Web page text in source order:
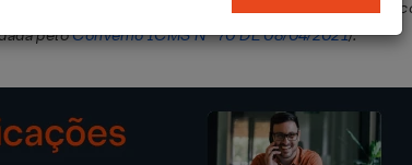
nas operações internas com produtos essenciais ao
peloConvênio ICMS Nº 70 DE 08/04/2021).